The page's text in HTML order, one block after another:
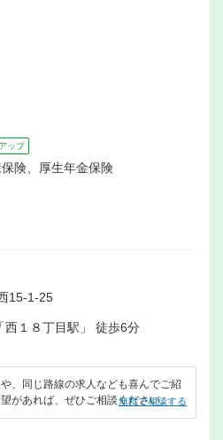
ップ
険、厚生年金保険
15‐1-25
西１８丁目駅」 徒歩6分
、同じ路線の求人なども喜んでご紹
があれば、ぜひご相談ください。
無料で相談する